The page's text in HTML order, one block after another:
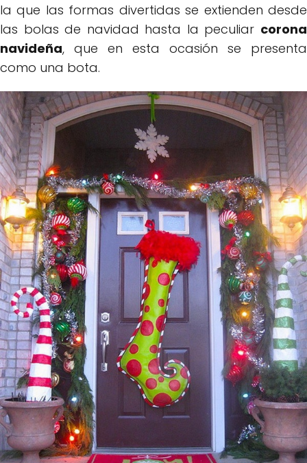
la que las formas divertidas se extienden desde
las bolas de navidad hasta la peculiar corona
navideña, que en esta ocasión se presenta
como una bota.